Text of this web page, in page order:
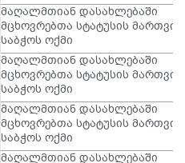
მაღალმთიან დასახლებაში
მცხოვრებთა სტატუსის მართვის
საბჭოს ოქმი
მაღალმთიან დასახლებაში
მცხოვრებთა სტატუსის მართვის
საბჭოს ოქმი
მაღალმთიან დასახლებაში
მცხოვრებთა სტატუსის მართვის
საბჭოს ოქმი
მაღალმთიან დასახლებაში